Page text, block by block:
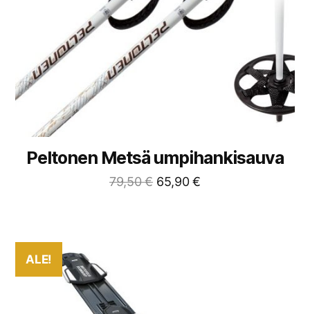
Peltonen Metsä umpihankisauva
79,50€ 65,90€
ALE!